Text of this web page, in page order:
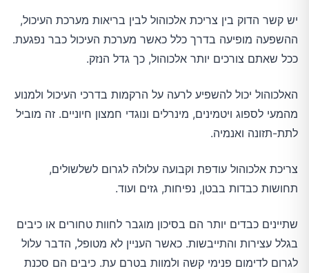
יש קשר הדוק בין צריכת אלכוהול לבין בריאות מערכת העיכול,
ההשפעה מופיעה בדרך כלל כאשר מערכת העיכול כבר נפגעת.
ככל שאתם צורכים יותר אלכוהול, כך גדל הנזק.
האלכוהול יכול להשפיע לרעה על הרקמות בדרכי העיכול ולמנוע
מהמעי לספוג ויטמינים, מינרלים ונוגדי חמצון חיוניים. זה מוביל
לתת-תזונה ואנמיה.
צריכת אלכוהול עודפת וקבועה עלולה לגרום לשלשולים,
תחושות כבדות בבטן, נפיחות, גזים ועוד.
שתיינים כבדים יותר הם בסיכון מוגבר לחוות טחורים או כיבים
בגלל עצירות והתייבשות. כאשר העניין לא מטופל, הדבר עלול
לגרום לדימום פנימי קשה ולמוות בטרם עת. כיבים הם סכנת